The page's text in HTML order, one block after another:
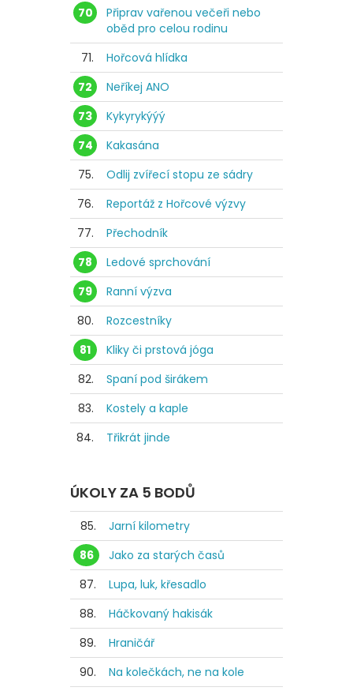
70
Připrav vařenou večeři nebo
oběd pro celou rodinu
71.
Hořcová hlídka
72
Neříkej ANO
73
Kykyrykýýý
74
Kakasána
75.
Odlij zvířecí stopu ze sádry
76.
Reportáž z Hořcové výzvy
77.
Přechodník
78
Ledové sprchování
79
Ranní výzva
80.
Rozcestníky
81
Kliky či prstová jóga
82.
Spaní pod širákem
83.
Kostely a kaple
84.
Třikrát jinde
ÚKOLY ZA 5 BODŮ
85.
Jarní kilometry
86
Jako za starých časů
87.
Lupa, luk, křesadlo
88.
Háčkovaný hakisák
89.
Hraničář
90.
Na kolečkách, ne na kole